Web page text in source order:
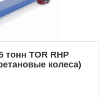
тонн TOR RHP
колеса)